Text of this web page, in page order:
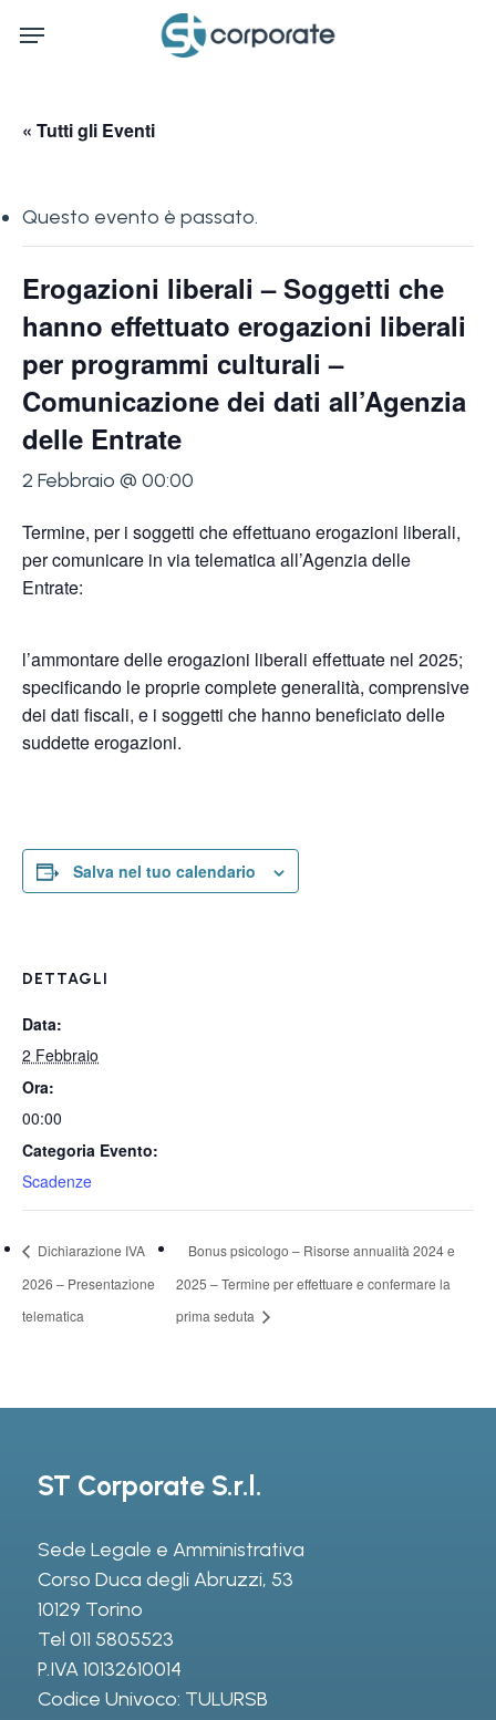
Menu
« Tutti gli Eventi
Questo evento è passato.
Erogazioni liberali – Soggetti che
hanno effettuato erogazioni liberali
per programmi culturali –
Comunicazione dei dati all’Agenzia
delle Entrate
2 Febbraio @ 00:00
Termine, per i soggetti che effettuano erogazioni liberali,
per comunicare in via telematica all’Agenzia delle
Entrate:
l’ammontare delle erogazioni liberali effettuate nel 2025;
specificando le proprie complete generalità, comprensive
dei dati fiscali, e i soggetti che hanno beneficiato delle
suddette erogazioni.
Salva nel tuo calendario
DETTAGLI
Data:
2 Febbraio
Ora:
00:00
Categoria Evento:
Scadenze
Dichiarazione IVA
2026 – Presentazione
telematica
Bonus psicologo – Risorse annualità 2024 e
2025 – Termine per effettuare e confermare la
prima seduta
ST Corporate S.r.l.
Sede Legale e Amministrativa
Corso Duca degli Abruzzi, 53
10129 Torino
Tel 011 5805523
P.IVA 10132610014
Codice Univoco: TULURSB